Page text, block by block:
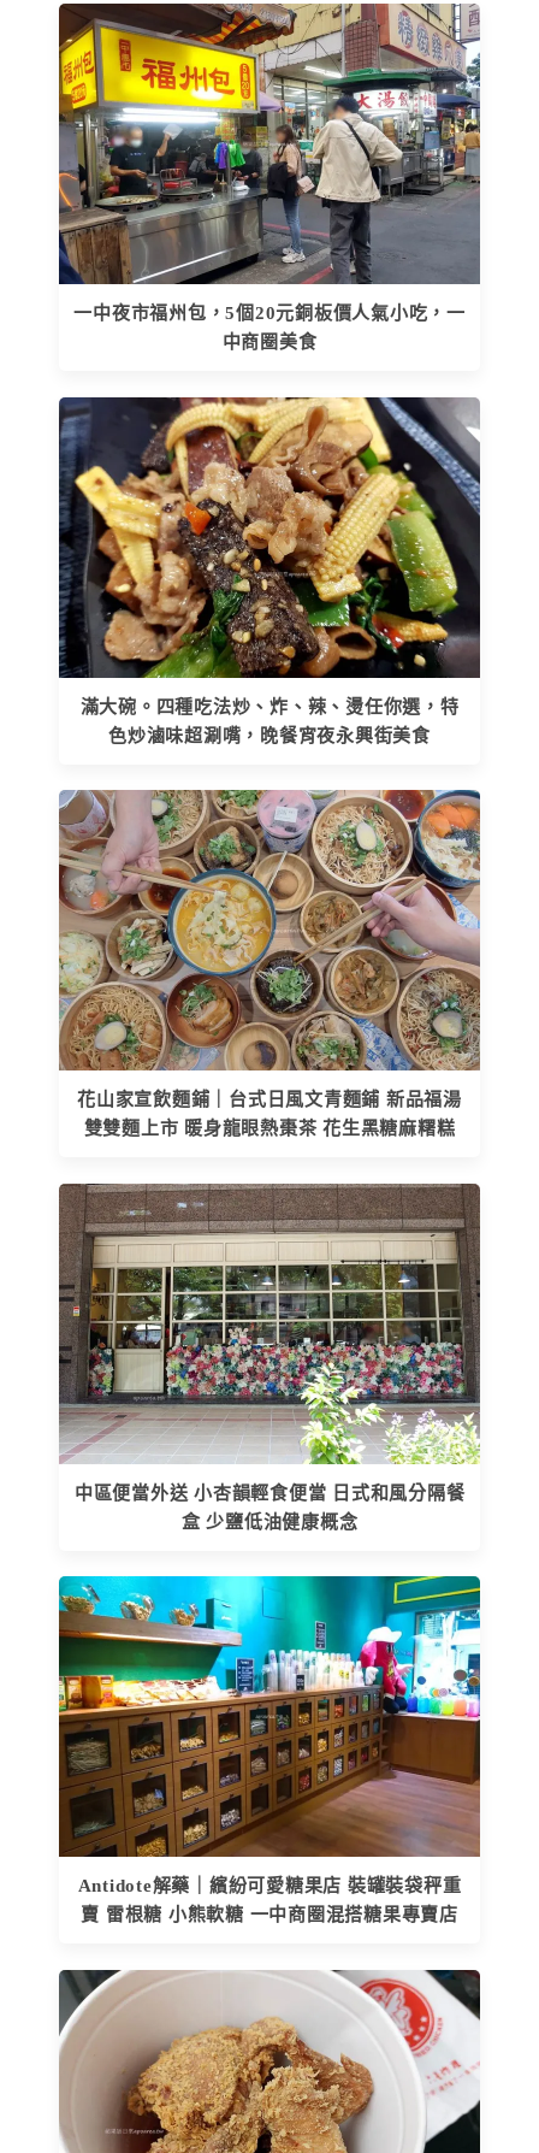
一中夜市福州包，5個20元銅板價人氣小吃，一
中商圈美食
滿大碗。四種吃法炒、炸、辣、燙任你選，特
色炒滷味超涮嘴，晚餐宵夜永興街美食
花山家宣飲麵鋪｜台式日風文青麵鋪 新品福湯
雙雙麵上市 暖身龍眼熱棗茶 花生黑糖麻糬糕
中區便當外送 小杏韻輕食便當 日式和風分隔餐
盒 少鹽低油健康概念
Antidote解藥｜繽紛可愛糖果店 裝罐裝袋秤重
賣 雷根糖 小熊軟糖 一中商圈混搭糖果專賣店